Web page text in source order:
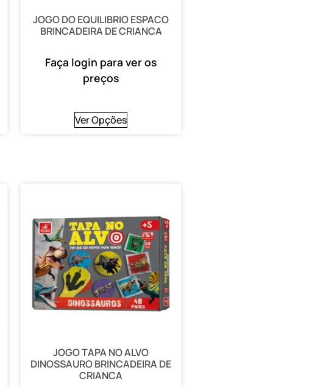
JOGO DO EQUILIBRIO ESPACO
BRINCADEIRA DE CRIANCA
Faça login para ver os
preços
Ver Opções
JOGO TAPA NO ALVO
DINOSSAURO BRINCADEIRA DE
CRIANCA